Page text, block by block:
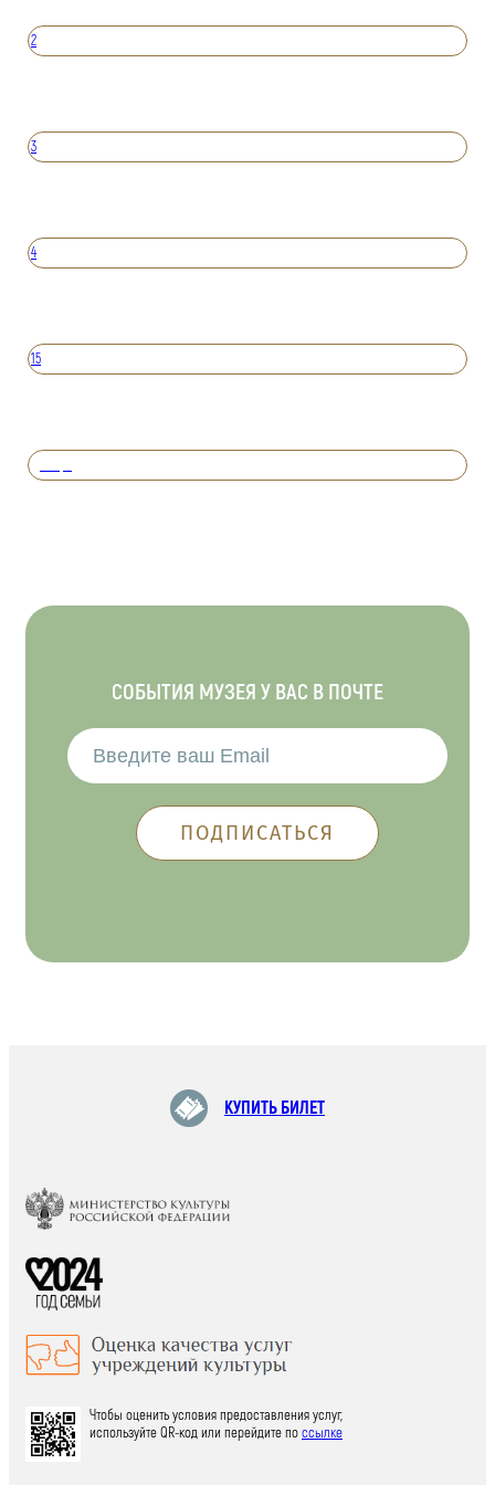
2
3
4
15
СОБЫТИЯ МУЗЕЯ У ВАС В ПОЧТЕ
КУПИТЬ БИЛЕТ
Чтобы оценить условия предоставления услуг,
используйте QR-код или перейдите поссылке